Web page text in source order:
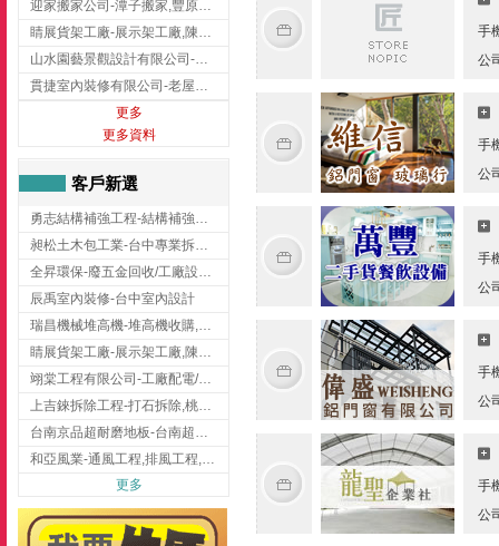
迎家搬家公司-潭子搬家,豐原搬家,大雅搬家,大甲搬家,台中推薦搬家,台中搬家
睛展貨架工廠-展示架工廠,陳列架,台中展示架工廠
山水園藝景觀設計有限公司-景觀工程,景觀設計,新竹園藝工程,新竹景觀設計
貫捷室內裝修有限公司-老屋翻新工程,台中老屋翻新工程,台中舊屋翻新
更多
更多資料
客戶新選
勇志結構補強工程-結構補強工程 ,桃園結構補強工程,龍潭結構補強工程
昶松土木包工業-台中專業拆除工程/挖土機出租
全昇環保-廢五金回收/工廠設備收購/機械設備回收/高價收購廠房設備
辰禹室內裝修-台中室內設計
瑞昌機械堆高機-堆高機收購,新北市堆高機,桃園堆高機
睛展貨架工廠-展示架工廠,陳列架,台中展示架工廠
翊棠工程有限公司-工廠配電/高雄消防機電公司
上吉錸拆除工程-打石拆除,桃園打石拆除,桃園拆除工程
台南京品超耐磨地板-台南超耐磨地板
和亞風業-通風工程,排風工程,彰化通風工程,彰化排風工程
更多
手
公
手
公
手
公
手
公
手
公